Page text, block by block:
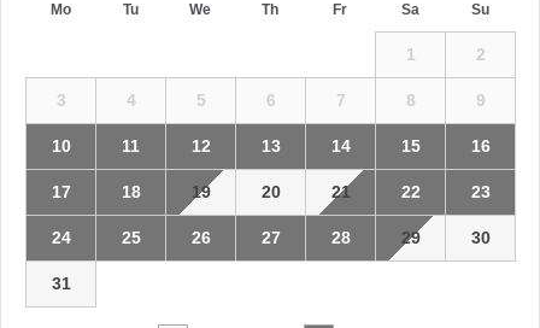
Mo Tu We Th Fr Sa Su
1 2
3 4 5 6 7 8 9
10 11 12 13 14 15 16
17 18 19 20 21 22 23
24 25 26 27 28 29 30
31